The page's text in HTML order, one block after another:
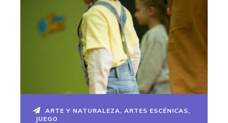
ARTE Y NATURALEZA ARTES ESCÉNICAS
JUEGO